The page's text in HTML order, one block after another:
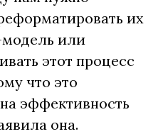
их
или
этот процесс
что это
эффективность
она.